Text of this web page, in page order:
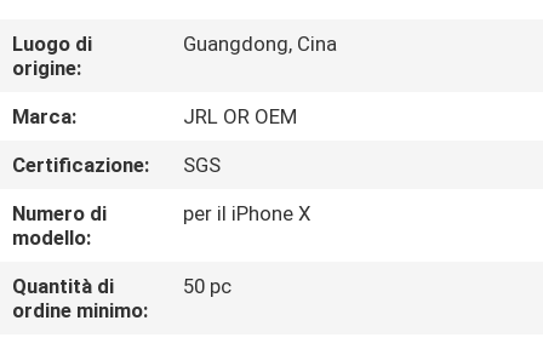
SPETTACOLO
VR
CHI
SIAMO
CONTROLLO
Luogo di
origine:
Guangdong, Cina
Marca:
JRL OR OEM
Certificazione:
SGS
Numero di
modello:
per il iPhone X
Quantità di
ordine minimo:
50 pc